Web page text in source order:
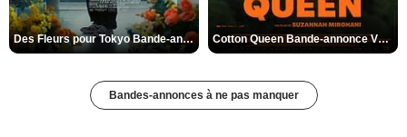
Des Fleurs pour Tokyo Bande-annonce VO STFR Cotton Queen Bande-annonce VO STFR
Bandes-annonces à ne pas manquer